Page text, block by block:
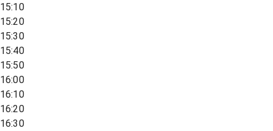
15:10
15:20
15:30
15:40
15:50
16:00
16:10
16:20
16:30